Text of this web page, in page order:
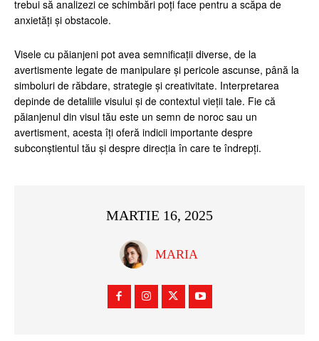
trebui să analizezi ce schimbări poți face pentru a scăpa de
anxietăți și obstacole.
Visele cu păianjeni pot avea semnificații diverse, de la
avertismente legate de manipulare și pericole ascunse, până la
simboluri de răbdare, strategie și creativitate. Interpretarea
depinde de detaliile visului și de contextul vieții tale. Fie că
păianjenul din visul tău este un semn de noroc sau un
avertisment, acesta îți oferă indicii importante despre
subconștientul tău și despre direcția în care te îndrepți.
MARTIE 16, 2025
MARIA